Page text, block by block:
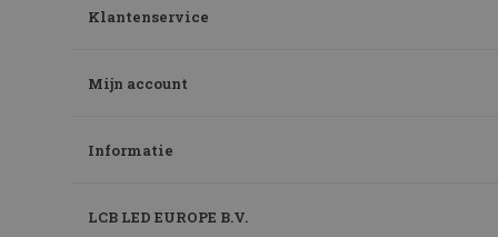
Klantenservice
Mijn account
Informatie
LCB LED EUROPE B.V.